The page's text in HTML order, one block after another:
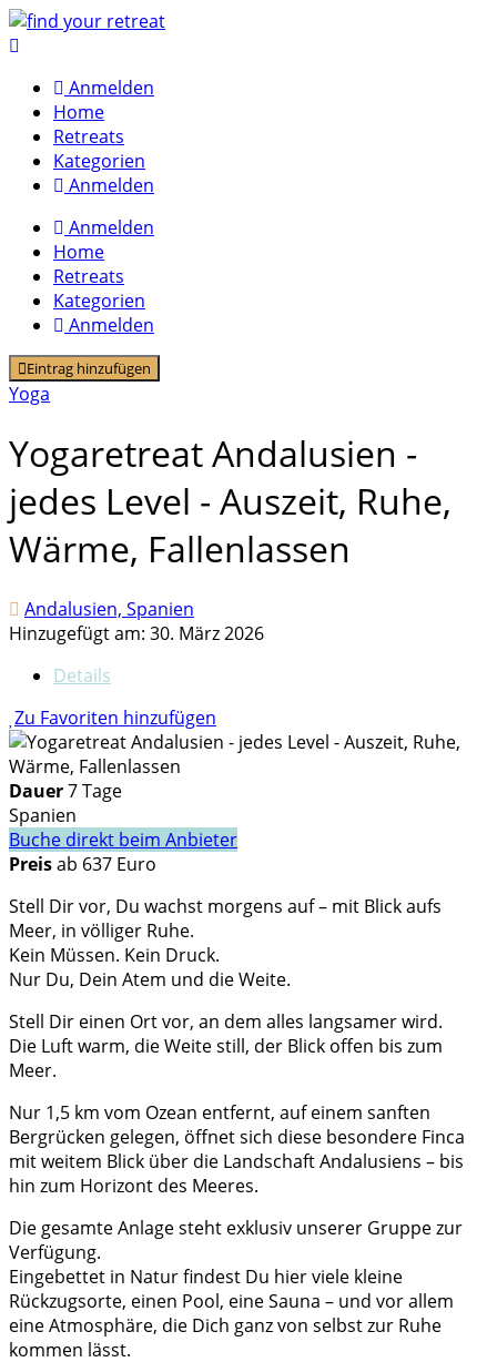
Skip
to
Anmelden
Home
Retreats
Kategorien
Anmelden
Anmelden
Home
Retreats
Kategorien
Anmelden
Eintrag hinzufügen
Yoga
Yogaretreat Andalusien -
jedes Level - Auszeit, Ruhe,
Wärme, Fallenlassen
Andalusien, Spanien
Hinzugefügt am: 30. März 2026
Details
Zu Favoriten hinzufügen
Dauer7 Tage
Spanien
Buche direkt beim Anbieter
Preisab 637 Euro
Stell Dir vor, Du wachst morgens auf – mit Blick aufs
Meer, in völliger Ruhe.
Kein Müssen. Kein Druck.
Nur Du, Dein Atem und die Weite.
Stell Dir einen Ort vor, an dem alles langsamer wird.
Die Luft warm, die Weite still, der Blick offen bis zum
Meer.
Nur 1,5 km vom Ozean entfernt, auf einem sanften
Bergrücken gelegen, öffnet sich diese besondere Finca
mit weitem Blick über die Landschaft Andalusiens – bis
hin zum Horizont des Meeres.
Die gesamte Anlage steht exklusiv unserer Gruppe zur
Verfügung.
Eingebettet in Natur findest Du hier viele kleine
Rückzugsorte, einen Pool, eine Sauna – und vor allem
eine Atmosphäre, die Dich ganz von selbst zur Ruhe
kommen lässt.